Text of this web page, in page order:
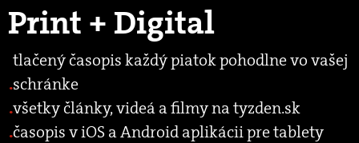
Print + Digital
tlačený časopis každý piatok pohodlne vo vašej
schránke
všetky články, videá a filmy na tyzden.sk
časopis v iOS a Android aplikácii pre tablety